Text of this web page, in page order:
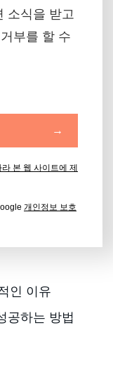
소식을 받고
부를 할 수
→
본 웹 사이트에 제
개인정보 보호
인 이유
공하는 방법